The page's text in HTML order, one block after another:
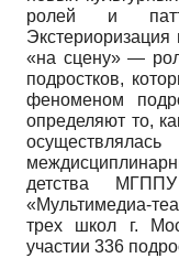
ролей и
«на сцену» —
подростков,
феноменом
определяют то,
детства
«Мультимедиа-
трех школ г.
участии 336